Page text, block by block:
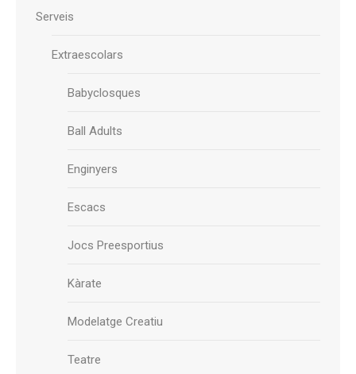
Serveis
Extraescolars
Babyclosques
Ball Adults
Enginyers
Escacs
Jocs Preesportius
Kàrate
Modelatge Creatiu
Teatre